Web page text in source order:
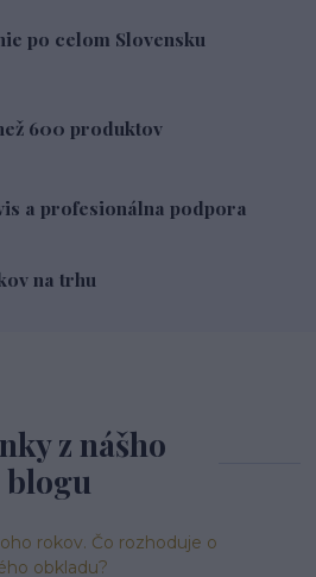
po celom Slovensku
600 produktov
a profesionálna podpora
na trhu
z nášho
blogu